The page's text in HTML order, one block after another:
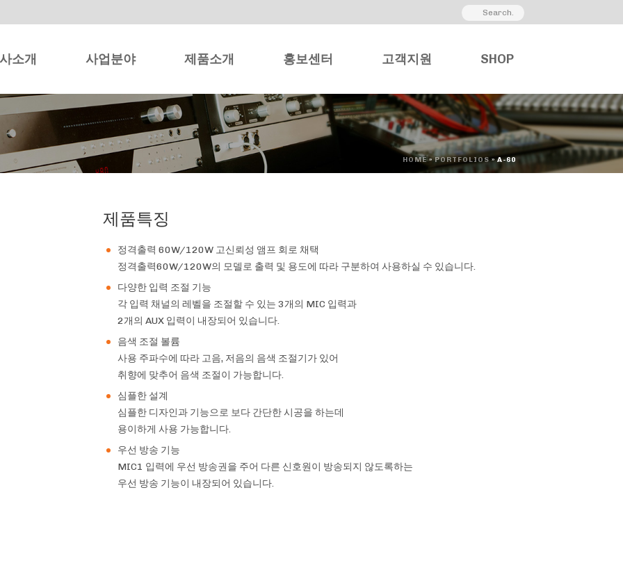
소개 사업분야 제품소개 홍보센터 고객지원 SHOP
HOME»PORTFOLIOS»A-60
제품특징
정격출력 60W/120W 고신뢰성 앰프 회로 채택
정격출력60W/120W의 모델로 출력 및 용도에 따라 구분하여 사용하실 수 있습니다.
다양한 입력 조절 기능
각 입력 채널의 레벨을 조절할 수 있는 3개의 MIC 입력과
2개의 AUX 입력이 내장되어 있습니다.
음색 조절 볼륨
사용 주파수에 따라 고음, 저음의 음색 조절기가 있어
취향에 맞추어 음색 조절이 가능합니다.
심플한 설계
심플한 디자인과 기능으로 보다 간단한 시공을 하는데
용이하게 사용 가능합니다.
우선 방송 기능
MIC1 입력에 우선 방송권을 주어 다른 신호원이 방송되지 않도록하는
우선 방송 기능이 내장되어 있습니다.